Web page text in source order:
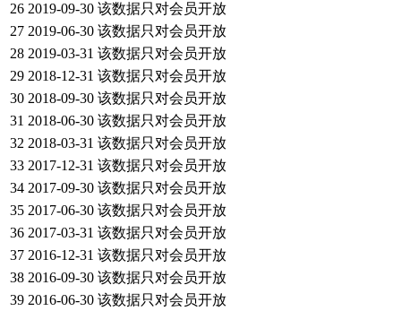
26 2019-09-30 该数据只对会员开放
27 2019-06-30 该数据只对会员开放
28 2019-03-31 该数据只对会员开放
29 2018-12-31 该数据只对会员开放
30 2018-09-30 该数据只对会员开放
31 2018-06-30 该数据只对会员开放
32 2018-03-31 该数据只对会员开放
33 2017-12-31 该数据只对会员开放
34 2017-09-30 该数据只对会员开放
35 2017-06-30 该数据只对会员开放
36 2017-03-31 该数据只对会员开放
37 2016-12-31 该数据只对会员开放
38 2016-09-30 该数据只对会员开放
39 2016-06-30 该数据只对会员开放